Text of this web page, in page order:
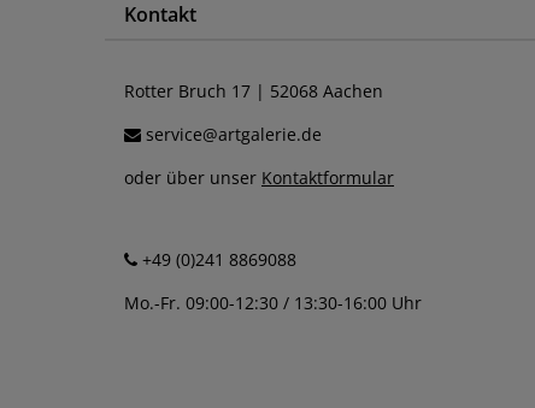
Kontakt
Rotter Bruch 17 | 52068 Aachen
service@artgalerie.de
oder über unser Kontaktformular
+49 (0)241 8869088
Mo.-Fr. 09:00-12:30 / 13:30-16:00 Uhr